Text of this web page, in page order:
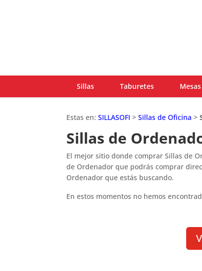
Sillas Taburetes Mesas
Estas en:SILLASOFI >Sillas de Oficina >
Sillas de
El mejor sitio donde comprar Sillas de
de Ordenador que podrás comprar
Ordenador que estás buscando.
En estos momentos no hemos